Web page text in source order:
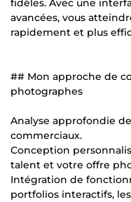
fidèles. Avec une
avancées, vous
rapidement et plus
## Mon approche de
photographes
Analyse approfondie
commerciaux.
Conception
talent et votre offre
Intégration de
portfolios interactifs,